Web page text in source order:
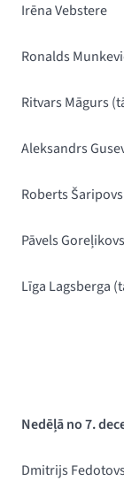
Irēna Vebstere
Ronalds
Ritvars Māgurs (
Aleksandrs
Roberts
Pāvels
Līga Lagsberga (
Nedēļā no 7.
Dmitrijs